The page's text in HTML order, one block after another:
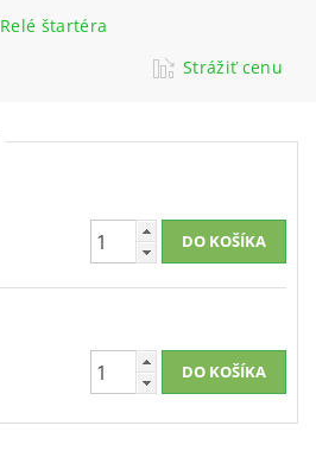
Relé štartéra
Strážiť cenu